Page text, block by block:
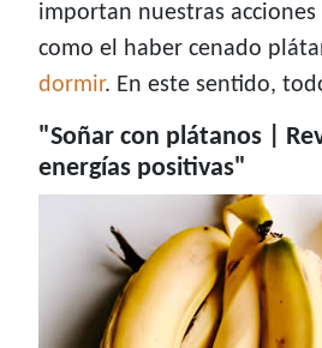
importan nuestras
como el haber cenado
dormir. En este sentido,
"Soñar con plátanos |
energías positivas"